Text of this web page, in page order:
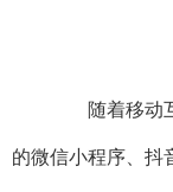
随着移动互
的微信小程序、抖